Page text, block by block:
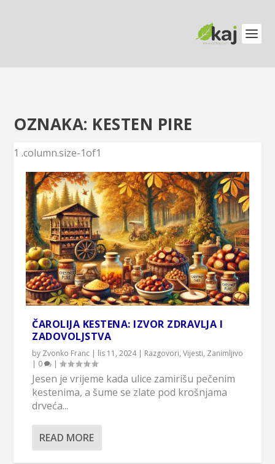
OZNAKA: KESTEN PIRE
ČAROLIJA KESTENA: IZVOR ZDRAVLJA I
ZADOVOLJSTVA
by Zvonko Franc | lis 11, 2024| Razgovori,Vijesti, Zanimljivo
| 0 |
Jesen je vrijeme kada ulice zamirišu pečenim
kestenima, a šume se zlate pod krošnjama
drveća...
READ MORE